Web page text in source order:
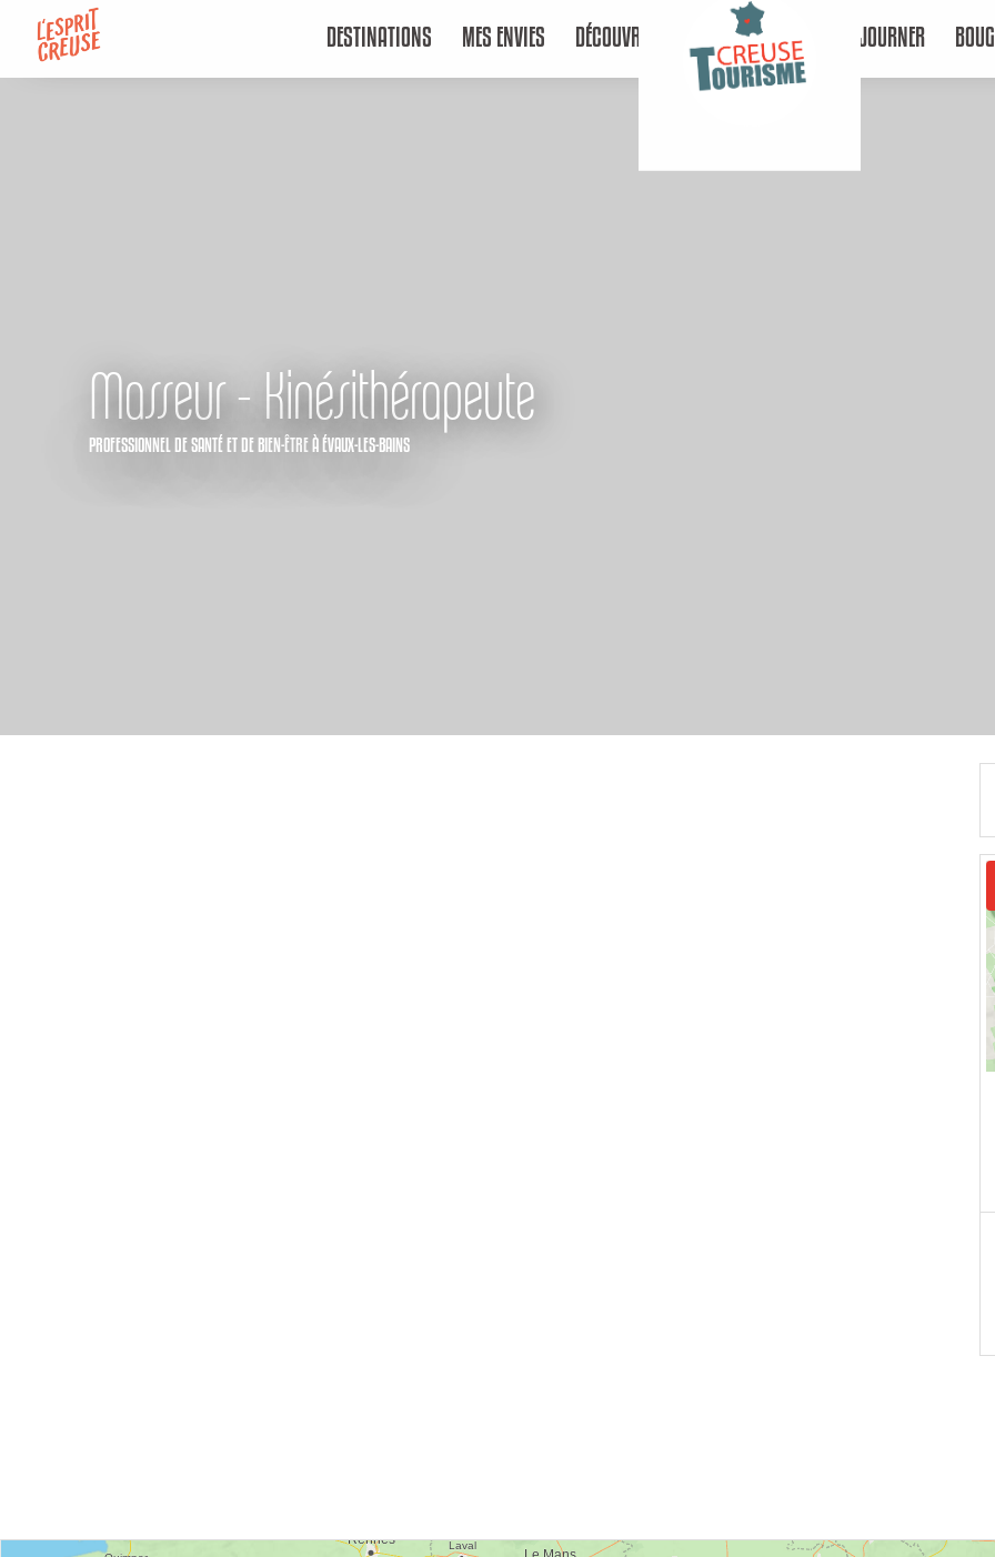
contenu
DESTINATIONS MES ENVIES DÉCOUVRIR SÉJOURNER
Masseur - Kinésithérapeute
PROFESSIONNEL DE SANTÉ ET DE BIEN-ÊTRE À ÉVAUX-LES-BAINS